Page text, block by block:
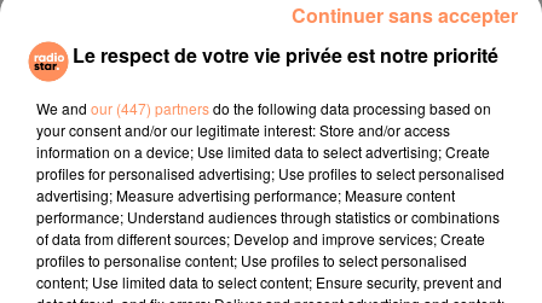
Rejection Pump It
FLO RIDA, ROBIN
THICKE
l'horoscope
Le respect de votre vie privée est notre priorité
We and our (447) partnersdo the following data processing based on
your consent and/or our legitimate interest: Store and/or access
information on a device; Use limited data to select advertising; Create
profiles for personalised advertising; Use profiles to select personalised
advertising; Measure advertising performance; Measure content
performance; Understand audiences through statistics or combinations
of data from different sources; Develop and improve services; Create
profiles to personalise content; Use profiles to select personalised
content; Use limited data to select content; Ensure security, prevent and
Continuer sans accepter